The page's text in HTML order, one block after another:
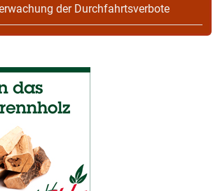
der Durchfahrtsverbote